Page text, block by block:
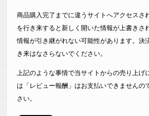
商品購入完了までに違うサイトへアクセスさ
を行き来すると新しく開いた情報が上書きさ
情報が引き継がれない可能性があります。決
き来はなさらないでください。
上記のような事情で当サイトからの売り上げ
は「レビュー報酬」はお支払いできませんの
さい。